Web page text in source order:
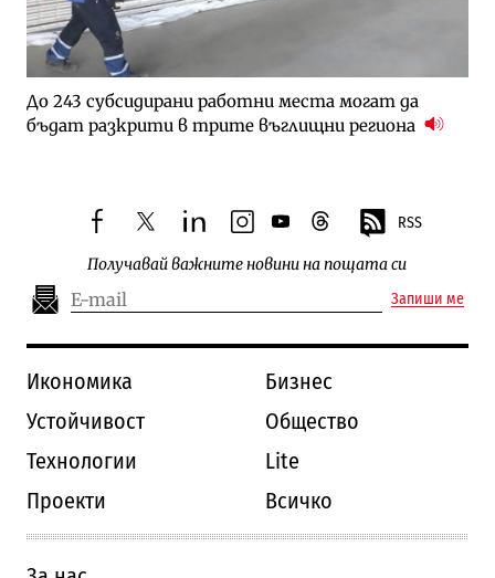
До 243 субсидирани работни места могат да
бъдат разкрити в трите въглищни региона
facebooktwitterlinkedininstagram
youtubethreads RSS
Получавай важните новини на пощата си
Запиши ме
Икономика
Бизнес
Устойчивост
Общество
Технологии
Lite
Проекти
Всичко